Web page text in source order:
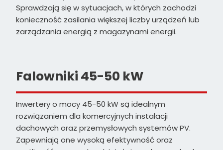
Sprawdzają się w sytuacjach, w których zachodzi
konieczność zasilania większej liczby urządzeń lub
zarządzania energią z magazynami energii.
Falowniki 45-50 kW
Inwertery o mocy 45-50 kW są idealnym
rozwiązaniem dla komercyjnych instalacji
dachowych oraz przemysłowych systemów PV.
Zapewniają one wysoką efektywność oraz